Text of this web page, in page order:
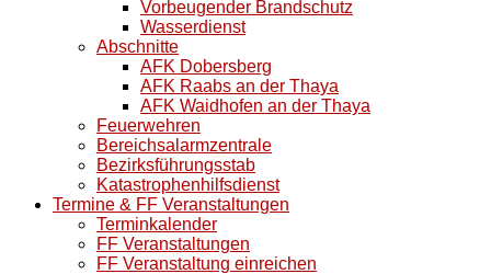
Vorbeugender Brandschutz
Wasserdienst
Abschnitte
AFK Dobersberg
AFK Raabs an der Thaya
AFK Waidhofen an der Thaya
Feuerwehren
Bereichsalarmzentrale
Bezirksführungsstab
Katastrophenhilfsdienst
Termine & FF Veranstaltungen
Terminkalender
FF Veranstaltungen
FF Veranstaltung einreichen